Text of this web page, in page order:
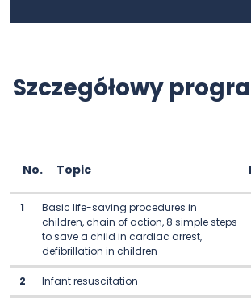
Szczegółowy
No. Topic
1
Basic life-saving procedures in
children, chain of action, 8 simple steps
to save a child in cardiac arrest,
defibrillation in children
2 Infant resuscitation